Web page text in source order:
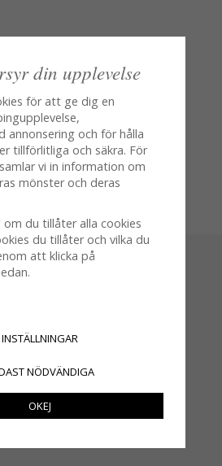
vår
din upplevelse
för att ge dig en
annonsering och för hålla
tillförlitliga och säkra. För
vi in information om
mönster och deras
om du tillåter alla cookies
du tillåter och vilka du
att klicka på
INSTÄLLNINGAR
NÖDVÄNDIGA
OKEJ